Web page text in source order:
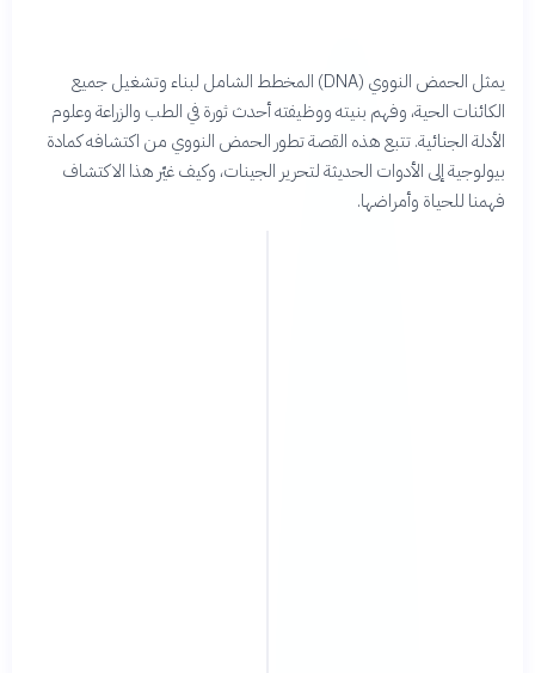
يمثل الحمض النووي (DNA) المخطط الشامل لبناء وتشغيل جميع
الكائنات الحية، وفهم بنيته ووظيفته أحدث ثورة في الطب والزراعة وعلوم
الأدلة الجنائية. تتبع هذه القصة تطور الحمض النووي من اكتشافه كمادة
بيولوجية إلى الأدوات الحديثة لتحرير الجينات، وكيف غيّر هذا الاكتشاف
فهمنا للحياة وأمراضها.